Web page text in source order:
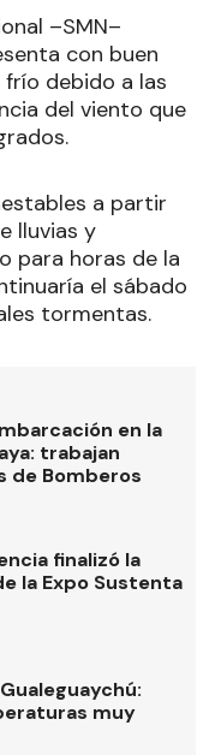
–SMN–
con buen
debido a las
del viento que
a partir
lluvias y
para horas de la
el sábado
tormentas.
en la
trabajan
de Bomberos
finalizó la
la Expo Sustenta
muy